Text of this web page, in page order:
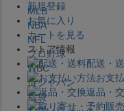
新規登録
お気に入り
カートを見る
ストア情報
配送・
お支
返品・
MLB
NBA
NFL
プロ野球
WBC
侍ジャパン
福袋